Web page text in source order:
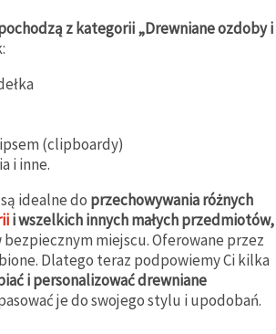
z kategorii „Drewniane ozdoby i
(clipboardy)
i inne.
idealne do przechowywania różnych
i wszelkich innych małych przedmiotów,
miejscu. Oferowane przez
Dlatego teraz podpowiemy Ci kilka
i personalizować drewniane
je do swojego stylu i upodobań.